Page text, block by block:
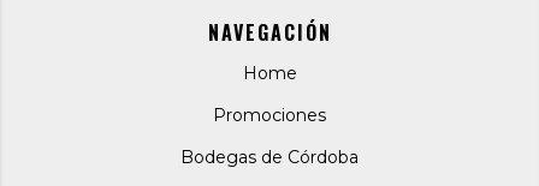
NAVEGACIÓN
Home
Promociones
Bodegas de Córdoba